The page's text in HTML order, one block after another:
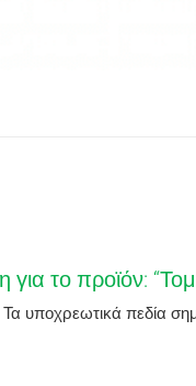
το προϊόν:
Τα υποχρεωτικά πεδία